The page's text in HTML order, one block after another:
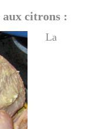
citrons :
La